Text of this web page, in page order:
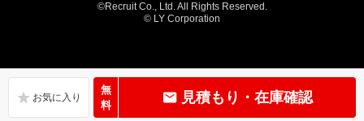
無
料
見積もり・在庫確認
©Recruit Co., Ltd. All Rights Reserved.
© LY Corporation